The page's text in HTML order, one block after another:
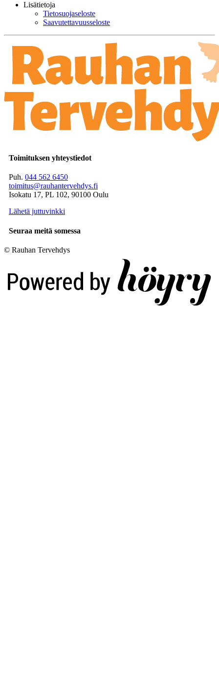
Lisätietoja
Tietosuojaseloste
Saavutettavuusseloste
Toimituksen yhteystiedot
Puh. 044 562 6450
toimitus@rauhantervehdys.fi
Isokatu 17, PL 102, 90100 Oulu
Lähetä juttuvinkki
Seuraa meitä somessa
© Rauhan Tervehdys